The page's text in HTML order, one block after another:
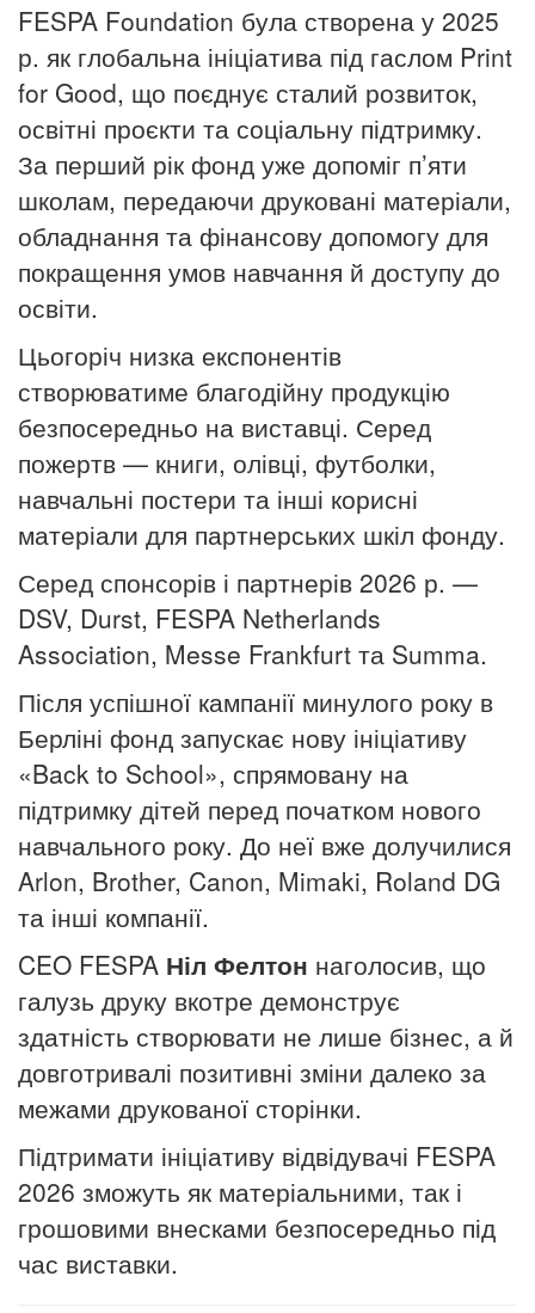
FESPA Foundation була створена у 2025
р. як глобальна ініціатива під гаслом Print
for Good, що поєднує сталий розвиток,
освітні проєкти та соціальну підтримку.
За перший рік фонд уже допоміг п’яти
школам, передаючи друковані матеріали,
обладнання та фінансову допомогу для
покращення умов навчання й доступу до
освіти.
Цьогоріч низка експонентів
створюватиме благодійну продукцію
безпосередньо на виставці. Серед
пожертв — книги, олівці, футболки,
навчальні постери та інші корисні
матеріали для партнерських шкіл фонду.
Серед спонсорів і партнерів 2026 р. —
DSV, Durst, FESPA Netherlands
Association, Messe Frankfurt та Summa.
Після успішної кампанії минулого року в
Берліні фонд запускає нову ініціативу
«Back to School», спрямовану на
підтримку дітей перед початком нового
навчального року. До неї вже долучилися
Arlon, Brother, Canon, Mimaki, Roland DG
та інші компанії.
CEO FESPA Ніл Фелтон наголосив, що
галузь друку вкотре демонструє
здатність створювати не лише бізнес, а й
довготривалі позитивні зміни далеко за
межами друкованої сторінки.
Підтримати ініціативу відвідувачі FESPA
2026 зможуть як матеріальними, так і
грошовими внесками безпосередньо під
час виставки.